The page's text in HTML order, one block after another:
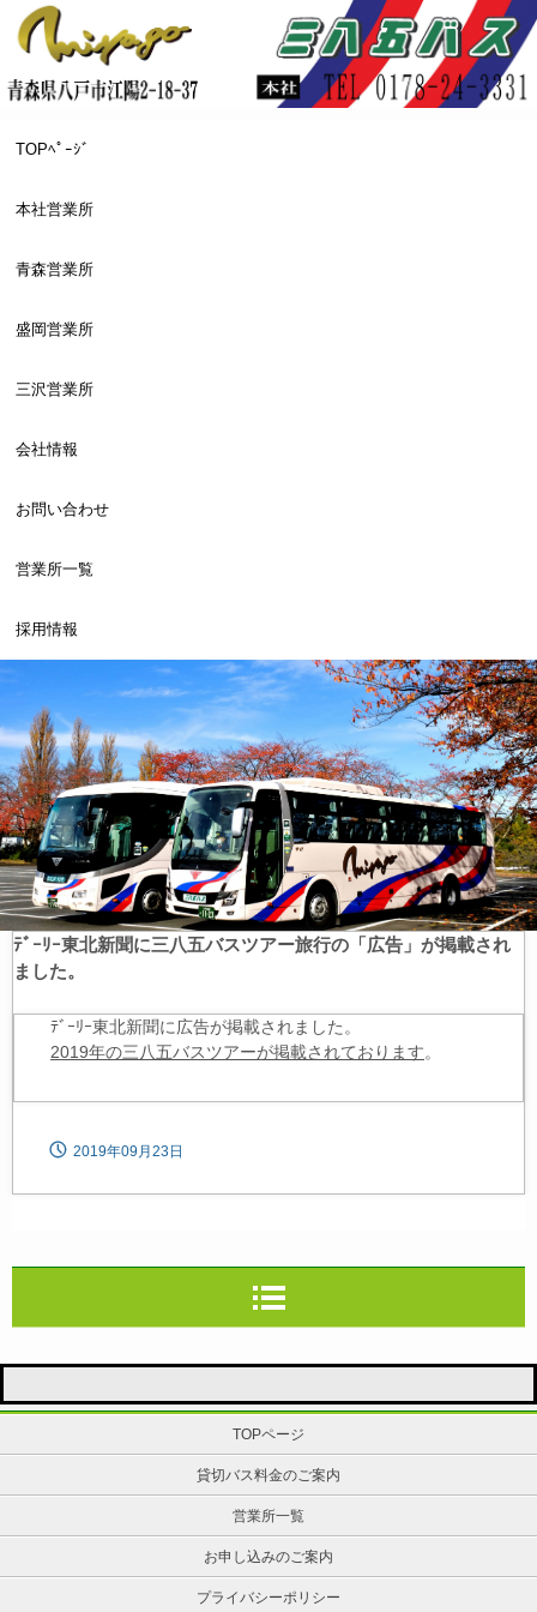
TOPﾍﾟｰｼﾞ
本社営業所
青森営業所
盛岡営業所
三沢営業所
会社情報
お問い合わせ
営業所一覧
採用情報
ﾃﾞｰﾘｰ東北新聞に三八五バスツアー旅行の「広告」が掲載され
ました。
ﾃﾞｰﾘｰ東北新聞に広告が掲載されました。
2019年の三八五バスツアーが掲載されております。
2019年09月23日
TOPページ
貸切バス料金のご案内
営業所一覧
お申し込みのご案内
プライバシーポリシー